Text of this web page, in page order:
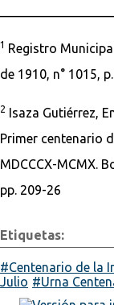
1 Registro
de 1910, n° 1015,
2 Isaza Gutiérrez,
Primer centenario
MDCCCX-MCMX.
pp. 209-26
Etiquetas:
Centenario de la
Julio
Urna